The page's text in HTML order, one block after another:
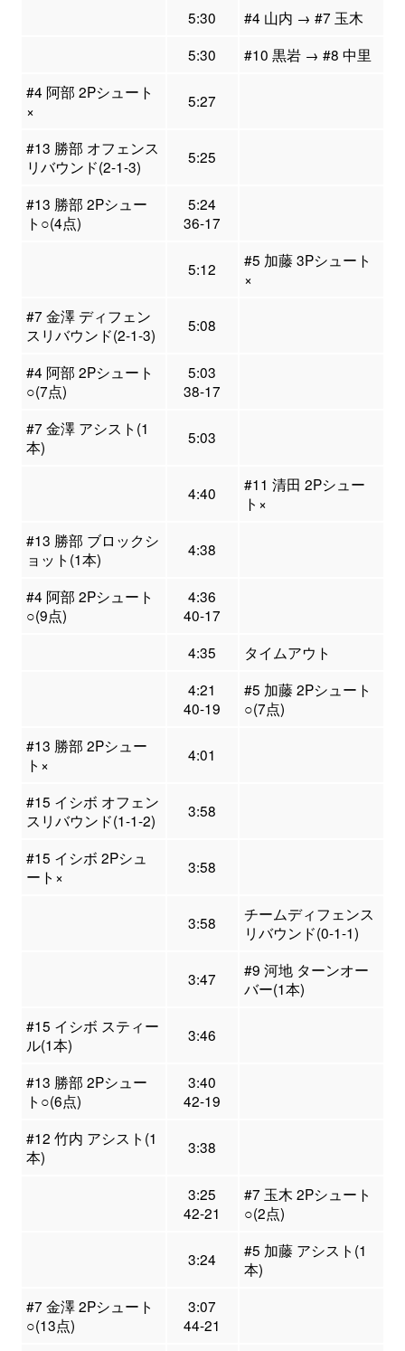
5:30
#4 山内 → #7 玉木
5:30
#10 黒岩 → #8 中里
#4 阿部 2Pシュート
×
5:27
#13 勝部 オフェンス
リバウンド(2-1-3)
5:25
#13 勝部 2Pシュー
ト○(4点)
5:24
36-17
5:12
#5 加藤 3Pシュート
×
#7 金澤 ディフェン
スリバウンド(2-1-3)
5:08
#4 阿部 2Pシュート
○(7点)
5:03
38-17
#7 金澤 アシスト(1
本)
5:03
4:40
#11 清田 2Pシュー
ト×
#13 勝部 ブロックシ
ョット(1本)
4:38
#4 阿部 2Pシュート
○(9点)
4:36
40-17
4:35
タイムアウト
4:21
40-19
#5 加藤 2Pシュート
○(7点)
#13 勝部 2Pシュー
ト×
4:01
#15 イシボ オフェン
スリバウンド(1-1-2)
3:58
#15 イシボ 2Pシュ
ート×
3:58
3:58
チームディフェンス
リバウンド(0-1-1)
3:47
#9 河地 ターンオー
バー(1本)
#15 イシボ スティー
ル(1本)
3:46
#13 勝部 2Pシュー
ト○(6点)
3:40
42-19
#12 竹内 アシスト(1
本)
3:38
3:25
42-21
#7 玉木 2Pシュート
○(2点)
3:24
#5 加藤 アシスト(1
本)
#7 金澤 2Pシュート
○(13点)
3:07
44-21